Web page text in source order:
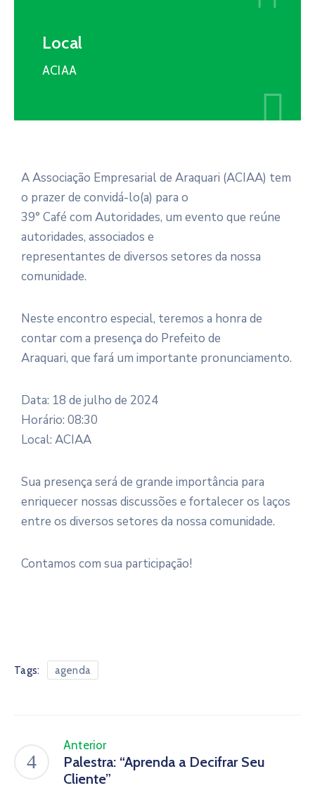
Local
ACIAA
A Associação Empresarial de Araquari (ACIAA) tem
o prazer de convidá-lo(a) para o
39° Café com Autoridades, um evento que reúne
autoridades, associados e
representantes de diversos setores da nossa
comunidade.
Neste encontro especial, teremos a honra de
contar com a presença do Prefeito de
Araquari, que fará um importante pronunciamento.
Data: 18 de julho de 2024
Horário: 08:30
Local: ACIAA
Sua presença será de grande importância para
enriquecer nossas discussões e fortalecer os laços
entre os diversos setores da nossa comunidade.
Contamos com sua participação!
Tags: agenda
Anterior
Palestra: “Aprenda a Decifrar Seu
Cliente”